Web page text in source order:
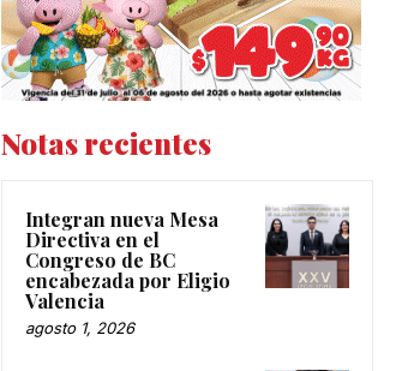
Notas recientes
Integran nueva Mesa
Directiva en el
Congreso de BC
encabezada por Eligio
Valencia
agosto 1, 2026